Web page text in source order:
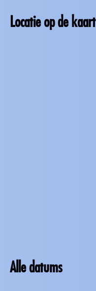
Locatie op de kaart
Alle datums